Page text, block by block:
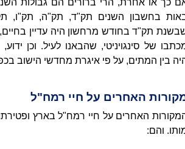
כך או אחרת, הרי ברורים הם גבולות
בחשבון השנים תק"ד, תק"ה, תק"ו,
תק"ד בחודש מרחשון היה עדיין בחיים,
של סינגויניטי, שהבאנו לעיל. וכן
בין המתים, על פי איגרת מחדשי הישוב
האחרים על חיי רמח"ל
האחרים על חיי רמח"ל בארץ
והם: